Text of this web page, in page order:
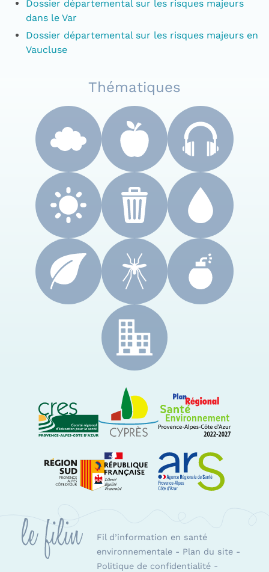
Dossier départemental sur les risques majeurs
dans le Var
Dossier départemental sur les risques majeurs en
Vaucluse
Thématiques
Fil d’information en santé
environnementale- Plan du site-
Politique de confidentialité-